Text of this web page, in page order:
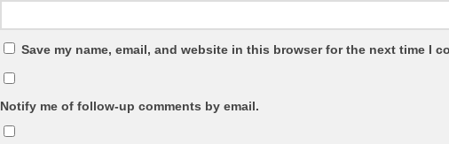
Save my name, email, and website in this browser for the next time I
Notify me of follow-up comments by email.